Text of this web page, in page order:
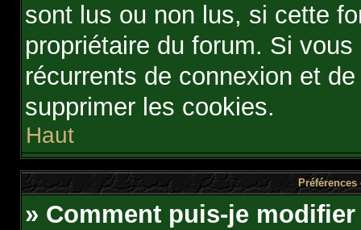
sont lus ou non lus, si cette
propriétaire du forum. Si
récurrents de connexion et
supprimer les cookies.
Haut
» Comment puis-je